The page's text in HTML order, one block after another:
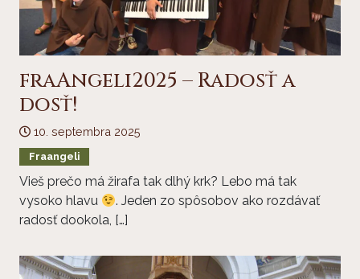
fraAngeli2025 – Radosť a
dosť!
10. septembra 2025
Fraangeli
Vieš prečo má žirafa tak dlhý krk? Lebo má tak
vysoko hlavu
. Jeden zo spôsobov ako rozdávať
radosť dookola, […]